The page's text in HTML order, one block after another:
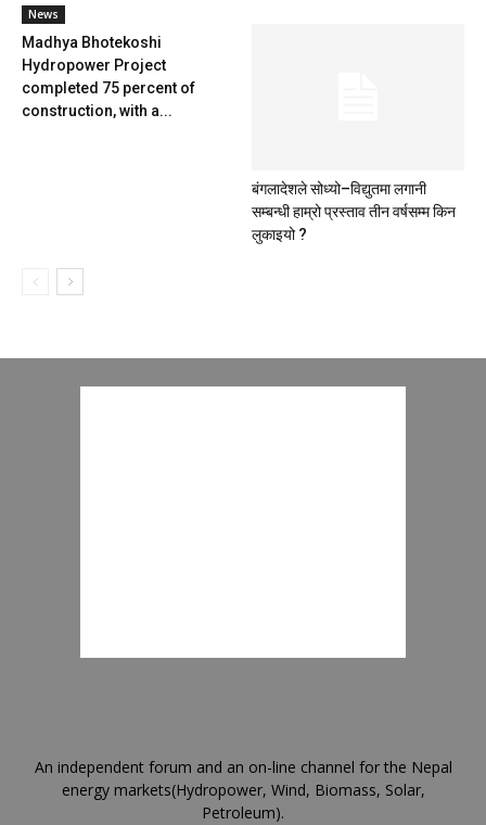
News
Madhya Bhotekoshi
Hydropower Project
completed 75 percent of
construction, with a...
बंगलादेशले सोध्यो–विद्युतमा लगानी
सम्बन्धी हाम्रो प्रस्ताव तीन वर्षसम्म किन
लुकाइयो ?
An independent forum and an on-line channel for the Nepal
energy markets(Hydropower, Wind, Biomass, Solar,
Petroleum).